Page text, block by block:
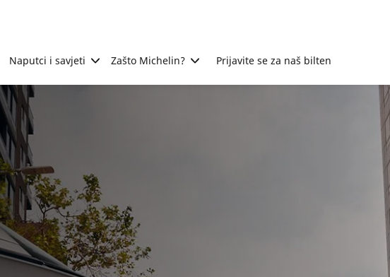
Naputci i savjeti Zašto Michelin? Prijavite se za naš bilten